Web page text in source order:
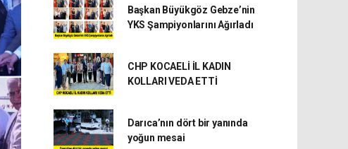
Başkan Büyükgöz Gebze’nin
YKS Şampiyonlarını Ağırladı
CHP KOCAELİ İL KADIN
KOLLARI VEDA ETTİ
Darıca’nın dört bir yanında
yoğun mesai